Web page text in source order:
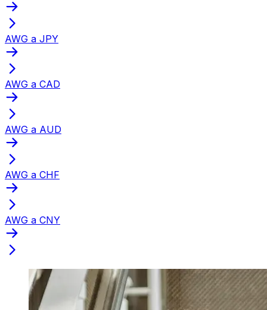
AWG a JPY
AWG a CAD
AWG a AUD
AWG a CHF
AWG a CNY